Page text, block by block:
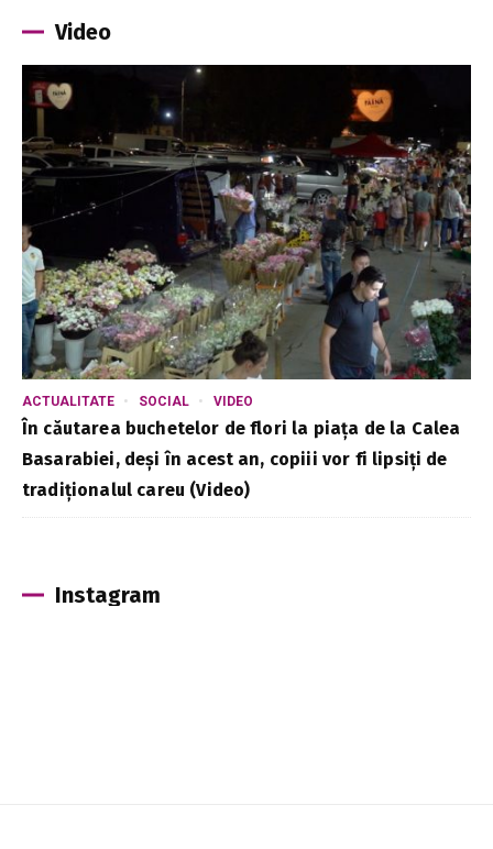
Video
ACTUALITATE SOCIAL VIDEO
În căutarea buchetelor de flori la piața de la Calea
Basarabiei, deși în acest an, copiii vor fi lipsiți de
tradiționalul careu (Video)
Instagram